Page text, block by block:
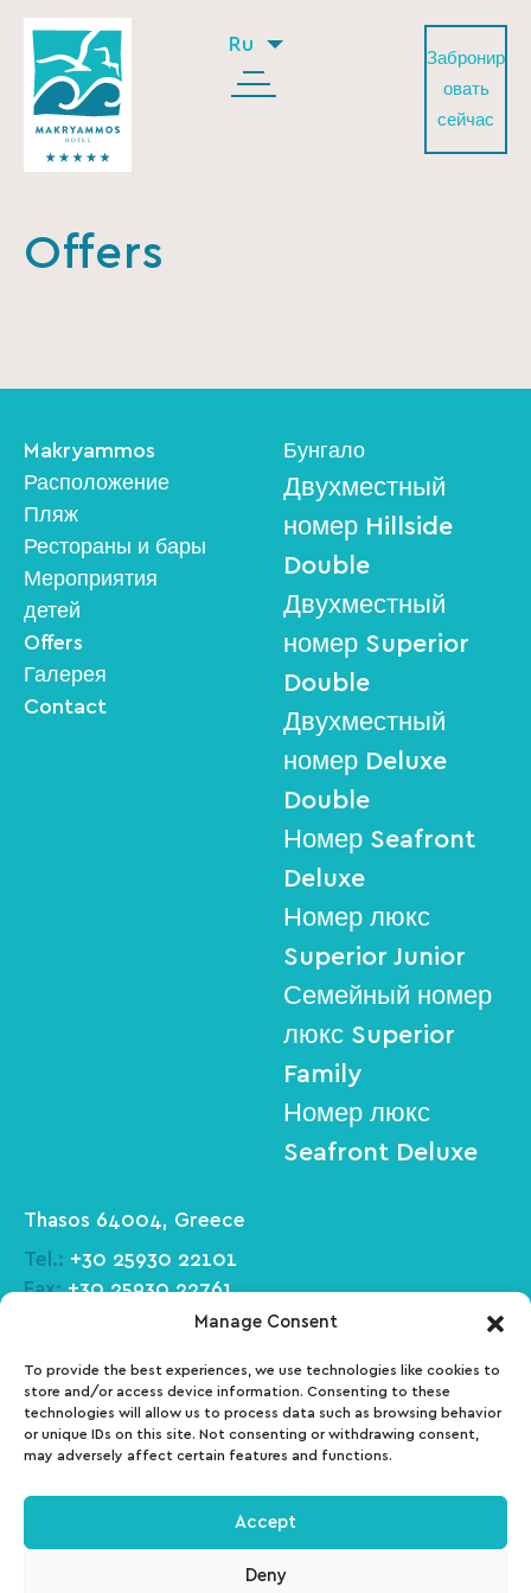
Manage Consent
To provide the best experiences, we use technologies like cookies to
store and/or access device information. Consenting to these
technologies will allow us to process data such as browsing behavior
or unique IDs on this site. Not consenting or withdrawing consent,
may adversely affect certain features and functions.
Accept
Deny
Ru
Забронир
овать
сейчас
Offers
Makryammos
Расположение
Пляж
Рестораны и бары
Мероприятия
детей
Offers
Галерея
Contact
Бунгало
Двухместный
номер Hillside
Double
Двухместный
номер Superior
Double
Двухместный
номер Deluxe
Double
Номер Seafront
Deluxe
Номер люкс
Superior Junior
Семейный номер
люкс Superior
Family
Номер люкс
Seafront Deluxe
Thasos 64004, Greece
Tel.: +30 25930 22101
Fax: +30 25930 22761
info@makryammos-hotel.gr
Facebook Tripadvisor
Instagram Pinterest
ΜΗΤΕ: 01030140027700